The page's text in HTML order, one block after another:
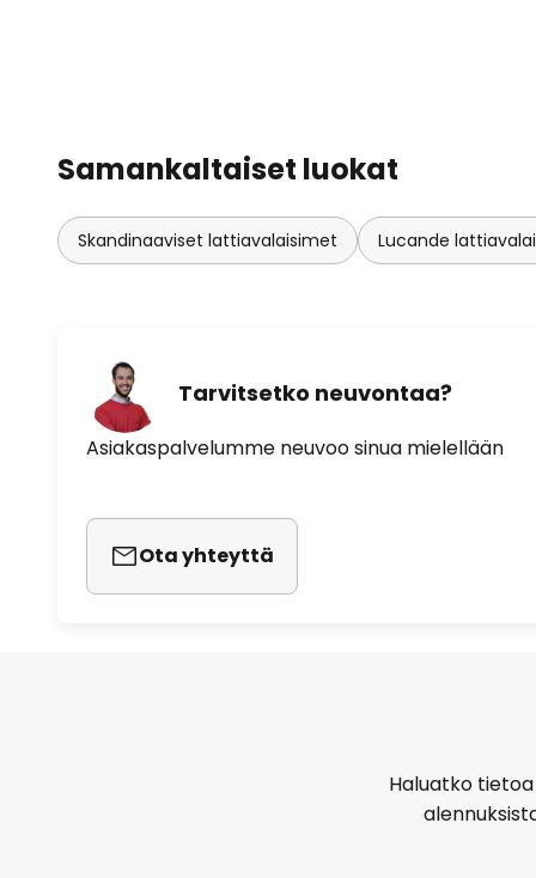
Samankaltaiset luokat
Skandinaaviset lattiavalaisimet Lucande
Tarvitsetko neuvontaa?
Asiakaspalvelumme neuvoo sinua mielellään
Ota yhteyttä
Haluatko